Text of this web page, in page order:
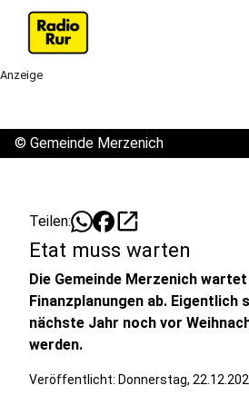
Anzeige
© Gemeinde Merzenich
Teilen: open_in_new
Etat muss warten
Die Gemeinde Merzenich
Finanzplanungen ab.
nächste Jahr noch vor
werden.
Veröffentlicht: Donnerstag,